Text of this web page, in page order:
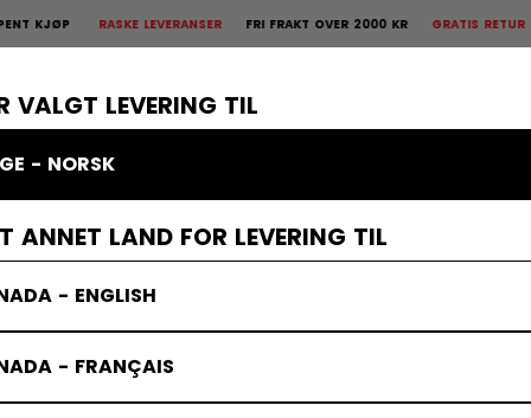
VALGT LEVERING TIL
- NORSK
ANNET LAND FOR LEVERING TIL
- ENGLISH
- FRANÇAIS
RASKE LEVERANSERFRI FRAKT OVER 2000 KRGRATIS RETUR30
30 dagers åpent kjøp
BESKYTTELSE KEEPER KLÆR